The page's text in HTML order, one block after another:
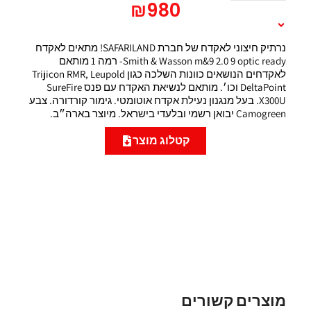
₪980
נרתיק חיצוני לאקדח של חברת SAFARILAND! מתאים לאקדח
Smith & Wasson m&9 2.0 9 optic ready- רמה 1 מותאם
לאקדחים הנושאים כוונות השלכה כגון Trijicon RMR, Leupold
DeltaPoint וכו׳. מותאם לנשיאת האקדח עם פנס SureFire
X300U. בעל מנגנון נעילת אקדח אוטומטי. גימור קורדורה. צבע
Camogreen יבואן רשמי ובלעדי בישראל. מיוצר בארה״ב.
קטלוג מוצר
מוצרים קשורים